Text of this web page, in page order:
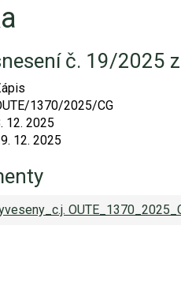
č. 19/2025
1370/2025/CG
12. 2025
12. 2025